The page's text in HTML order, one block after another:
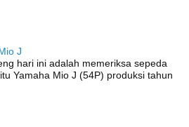
J
hari ini adalah memeriksa sepeda
Yamaha Mio J (54P) produksi tahun